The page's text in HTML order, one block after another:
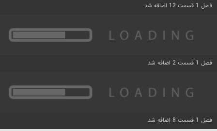
فصل 1 قسمت 12 اضافه شد
فصل 1 قسمت 2 اضافه شد
فصل 1 قسمت 8 اضافه شد